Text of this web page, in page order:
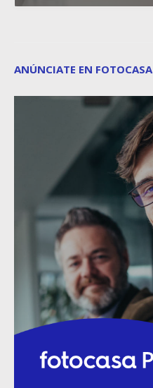
ANÚNCIATE EN FOTOCASA